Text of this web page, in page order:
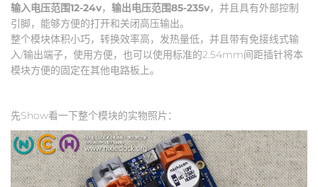
输入电压范围12-24v， 输出电压范围85-235v，并且具有外部控制
引脚，能够方便的打开和关闭高压输出。
整个模块体积小巧，转换效率高，发热量低，并且带有免接线式输
入/输出端子，使用方便，也可以使用标准的2.54mm间距插针将本
模块方便的固定在其他电路板上。
先Show看一下整个模块的实物照片：